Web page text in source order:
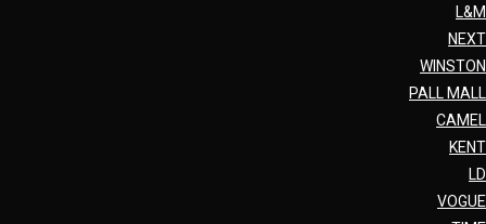
L&M
NEXT
WINSTON
PALL MALL
CAMEL
KENT
LD
VOGUE